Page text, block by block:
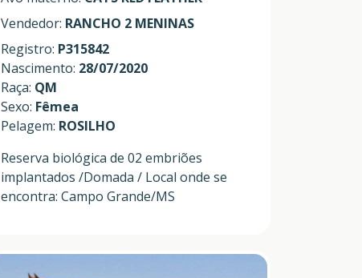
Vendedor: RANCHO 2 MENINAS
Registro: P315842
Nascimento: 28/07/2020
Raça: QM
Sexo: Fêmea
Pelagem: ROSILHO
Reserva biológica de 02 embriões
implantados /Domada / Local onde se
encontra: Campo Grande/MS